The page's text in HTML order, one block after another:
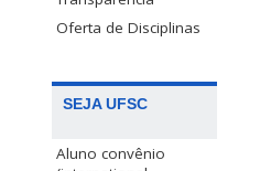
Oferta de Disciplinas
SEJA UFSC
Aluno convênio